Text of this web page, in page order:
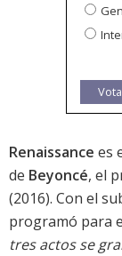
Renaissance es
de Beyoncé, el
(2016). Con el
programó para
tres actos se